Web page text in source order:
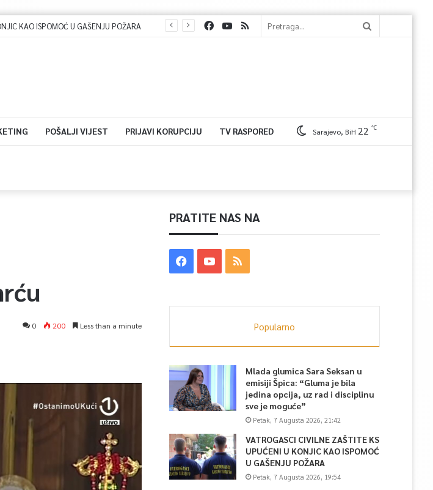
KAO ISPOMOĆ U GAŠENJU POŽARA
POŠALJI VIJEST PRIJAVI KORUPCIJU TV RASPORED Sarajevo, BiH 22 ℃
0 200 Less than a minute
PRATITE NAS NA
Popularno
Mlada glumica Sara Seksan u
emisiji Špica: “Gluma je bila
jedina opcija, uz rad i disciplinu
sve je moguće”
Petak, 7 Augusta 2026, 21:42
VATROGASCI CIVILNE ZAŠTITE KS
UPUĆENI U KONJIC KAO ISPOMOĆ
U GAŠENJU POŽARA
Petak, 7 Augusta 2026, 19:54